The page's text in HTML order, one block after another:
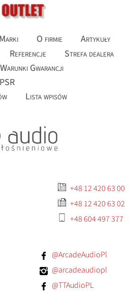
Marki O firmie
Artykuły
Referencje
Strefa dealera
Warunki Gwarancji
Lista wpisów
+48 12 420 63 00
+48 12 420 63 02
+48 604 497 377
@ArcadeAudioPl
@arcadeaudiopl
@TTAudioPL